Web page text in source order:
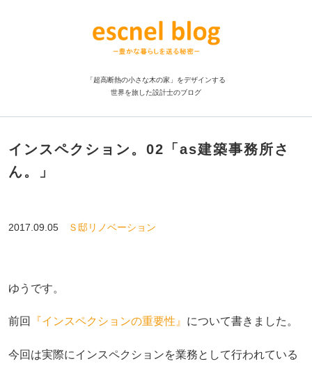
「超高断熱の小さな木の家」をデザインする
世界を旅した設計士のブログ
インスペクション。02「as建築事務所さ
ん。」
2017.09.05 Ｓ邸リノベーション
ゆうです。
前回 『インスペクションの重要性』 について書きました。
今回は実際にインスペクションを業務として行われている